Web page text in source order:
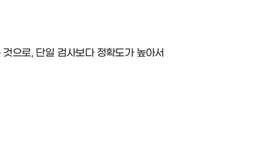
으로, 단일 검사보다 정확도가 높아서